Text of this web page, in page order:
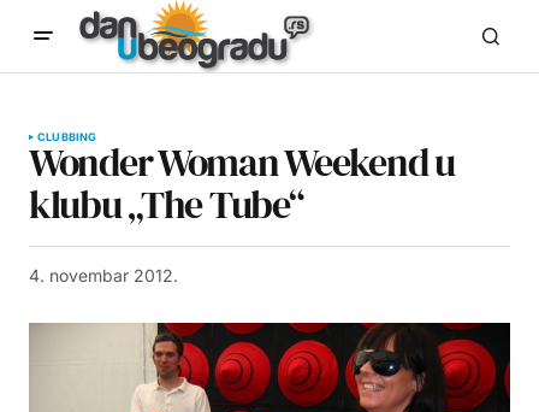
CLUBBING
Wonder Woman Weekend u
klubu „The Tube“
4. novembar 2012.